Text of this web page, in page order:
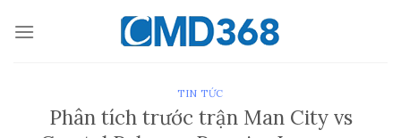
qua
TIN TỨC
Phân tích trước trận Man City vs